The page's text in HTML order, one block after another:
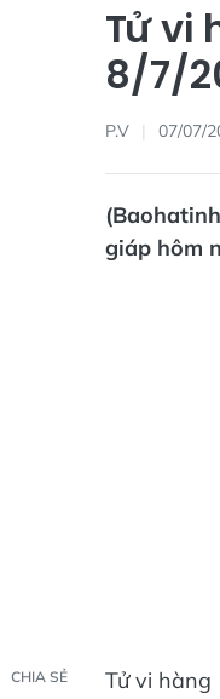
Tử vi
8/7/
P.V 07/07/
giáp hôm
CHIA SẺ Tử vi